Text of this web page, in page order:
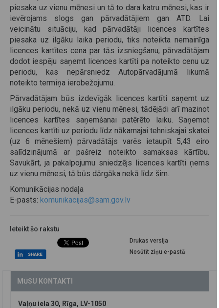
piesaka uz vienu mēnesi un tā to dara katru mēnesi, kas ir
ievērojams slogs gan pārvadātājiem gan ATD. Lai
veicinātu situāciju, kad pārvadātāji licences kartītes
piesaka uz ilgāku laika periodu, tiks noteikta nemainīga
licences kartītes cena par tās izsniegšanu, pārvadātājam
dodot iespēju saņemt licences kartīti pa noteikto cenu uz
periodu, kas nepārsniedz Autopārvadājumā likumā
noteikto termiņa ierobežojumu.
Pārvadātājam būs izdevīgāk licences kartīti saņemt uz
ilgāku periodu, nekā uz vienu mēnesi, tādējādi arī mazinot
licences kartītes saņemšanai patērēto laiku. Saņemot
licences kartīti uz periodu līdz nākamajai tehniskajai skatei
(uz 6 mēnešiem) pārvadātājs varēs ietaupīt 5,43 eiro
salīdzinājumā ar pašreiz noteikto samaksas kārtību.
Savukārt, ja pakalpojumu sniedzējs licences kartīti ņems
uz vienu mēnesi, tā būs dārgāka nekā līdz šim.
Komunikācijas nodaļa
E-pasts: komunikacijas@sam.gov.lv
Ieteikt šo rakstu
Drukas versija
Nosūtīt ziņu e-pastā
MŪSU KONTAKTI
Vaļņu iela 30, Rīga, LV-1050